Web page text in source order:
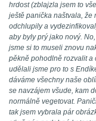
hrdost (zblajzla jsem to
ještě panička naštvala, že
odchlupily a
aby byly prý jako nový.
jsme si to museli znovu
pěkně pohodlně rozvalit a
udělali jsme pro to s
dáváme všechny naše
se navzájem všude, kam
normálně vegetovat.
tak jsem vybrala pár